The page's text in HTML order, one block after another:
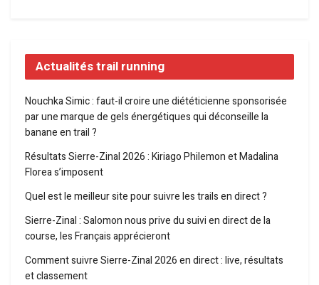
Actualités trail running
Nouchka Simic : faut-il croire une diététicienne sponsorisée
par une marque de gels énergétiques qui déconseille la
banane en trail ?
Résultats Sierre-Zinal 2026 : Kiriago Philemon et Madalina
Florea s’imposent
Quel est le meilleur site pour suivre les trails en direct ?
Sierre-Zinal : Salomon nous prive du suivi en direct de la
course, les Français apprécieront
Comment suivre Sierre-Zinal 2026 en direct : live, résultats
et classement